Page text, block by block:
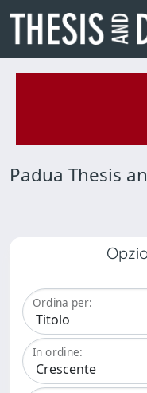
Padua Thesis
Ordina per:
In ordine: